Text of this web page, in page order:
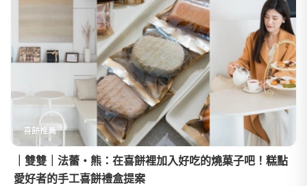
喜餅推薦
｜雙雙｜法蕾・熊：在喜餅裡加入好吃的燒菓子吧！糕點
愛好者的手工喜餅禮盒提案